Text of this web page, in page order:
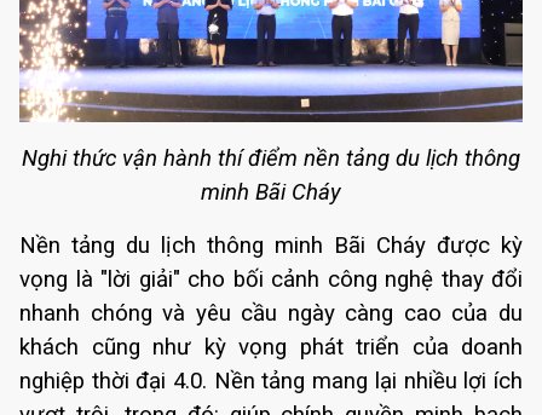
Nghi thức vận hành thí điểm nền tảng du lịch thông
minh Bãi Cháy
Nền tảng du lịch thông minh Bãi Cháy được kỳ
vọng là "lời giải" cho bối cảnh công nghệ thay đổi
nhanh chóng và yêu cầu ngày càng cao của du
khách cũng như kỳ vọng phát triển của doanh
nghiệp thời đại 4.0. Nền tảng mang lại nhiều lợi ích